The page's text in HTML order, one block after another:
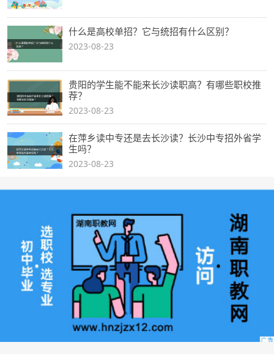
什么是高校单招？它与统招有什么区别？
2023-08-23
贵阳的学生能不能来长沙读职高？有哪些职校推
荐？
2023-08-23
在萍乡读中专还是去长沙读？长沙中专招外省学
生吗？
2023-08-23